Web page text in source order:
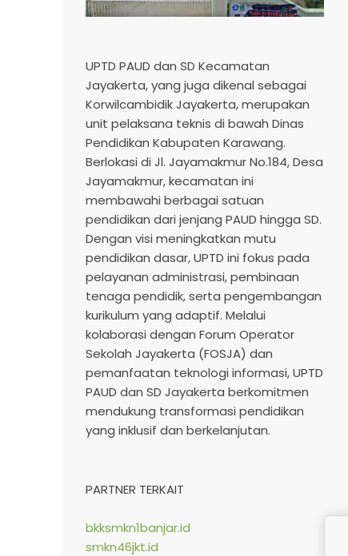
UPTD PAUD dan SD Kecamatan
Jayakerta, yang juga dikenal sebagai
Korwilcambidik Jayakerta, merupakan
unit pelaksana teknis di bawah Dinas
Pendidikan Kabupaten Karawang.
Berlokasi di Jl. Jayamakmur No.184, Desa
Jayamakmur, kecamatan ini
membawahi berbagai satuan
pendidikan dari jenjang PAUD hingga SD.
Dengan visi meningkatkan mutu
pendidikan dasar, UPTD ini fokus pada
pelayanan administrasi, pembinaan
tenaga pendidik, serta pengembangan
kurikulum yang adaptif. Melalui
kolaborasi dengan Forum Operator
Sekolah Jayakerta (FOSJA) dan
pemanfaatan teknologi informasi, UPTD
PAUD dan SD Jayakerta berkomitmen
mendukung transformasi pendidikan
yang inklusif dan berkelanjutan.​
PARTNER TERKAIT
bkksmkn1banjar.id
smkn46jkt.id